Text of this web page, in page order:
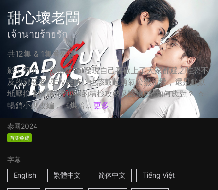
甜心壞老闆
เจ้านายร้ายรัก
共12集 & 1集番外篇
影集簡介： 當秘書Pat發現自己喜歡上了大家都避之唯恐不
及的邪惡老闆Elyes時，他該鼓起勇氣公然示愛，還是默默
地壓抑著情感？Elyes的積極攻勢又該讓Pat如何應對？ ☆
暢銷小說改編，《烘焙... 更多
泰國2024
首集免費
字幕
English
繁體中文 简体中文 Tiếng Việt